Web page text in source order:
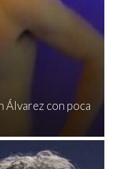
Álvarez con poca